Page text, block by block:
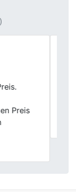
war
Die